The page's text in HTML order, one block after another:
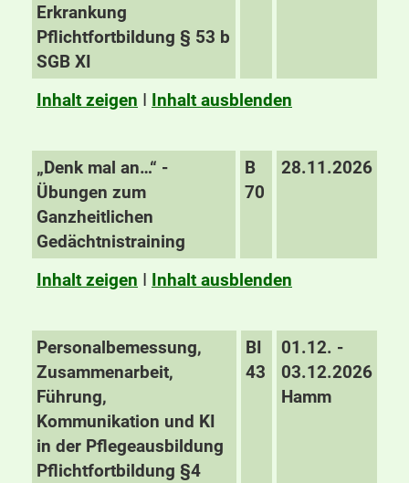
Erkrankung
Pflichtfortbildung § 53 b
SGB XI
Inhalt zeigen I Inhalt ausblenden
„Denk mal an…“ -
Übungen zum
Ganzheitlichen
Gedächtnistraining
B
70
28.11.2026
Inhalt zeigen I Inhalt ausblenden
Personalbemessung,
Zusammenarbeit,
Führung,
Kommunikation und KI
in der Pflegeausbildung
Pflichtfortbildung §4
BI
43
01.12. -
03.12.2026
Hamm